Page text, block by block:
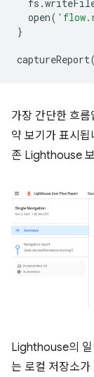
fs .
open(
}
captureReport
가장 간단한 흐
약 보기가 표시됩
존 Lighthouse
Lighthouse의 일
는 로컬 저장소